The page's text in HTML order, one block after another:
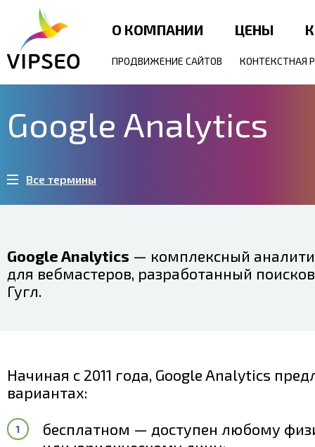
О КОМПАНИИ ЦЕНЫ
ПРОДВИЖЕНИЕ САЙТОВ КОНТЕКСТНАЯ
Google Analytics
Все термины
Google Analytics — комплексный
для вебмастеров, разработанный
Гугл.
Начиная с 2011 года, Google Analytics
вариантах:
бесплатном — доступен любому